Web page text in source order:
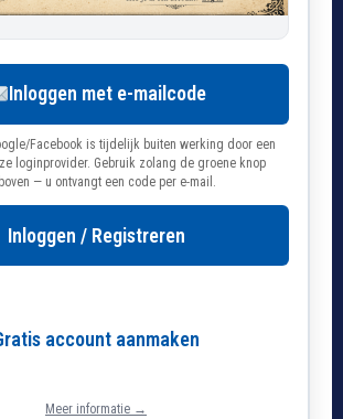
Inloggen met e-mailcode
Facebook is tijdelijk buiten werking door een
loginprovider. Gebruik zolang de groene knop
— u ontvangt een code per e-mail.
Inloggen / Registreren
account aanmaken
Meer informatie →